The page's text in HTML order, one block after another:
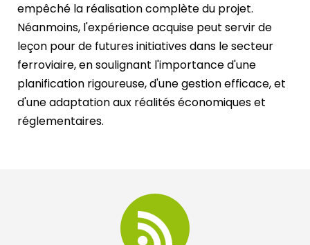
empêché la réalisation complète du projet.
Néanmoins, l'expérience acquise peut servir de
leçon pour de futures initiatives dans le secteur
ferroviaire, en soulignant l'importance d'une
planification rigoureuse, d'une gestion efficace, et
d'une adaptation aux réalités économiques et
réglementaires.